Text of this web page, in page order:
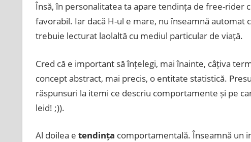
Însă, în personalitatea ta apare tendința de free-rider
favorabil. Iar dacă H-ul e mare, nu înseamnă
trebuie lecturat laolaltă cu mediul particular de viață.
Cred că e important să înțelegi, mai înainte, câțiva
concept abstract, mai precis, o entitate statistică.
răspunsuri la itemi ce descriu comportamente și pe
leid! ;)).
Al doilea e tendința comportamentală. Înseamnă un